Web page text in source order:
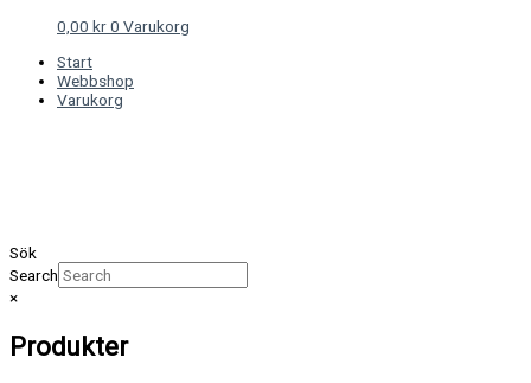
0,00 kr0 Varukorg
Start
Webbshop
Varukorg
Sök
Search
×
Produkter